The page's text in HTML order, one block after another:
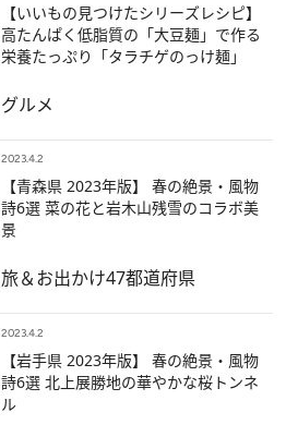
【いいもの見つけたシリーズレシピ】
高たんぱく低脂質の「大豆麺」で作る
栄養たっぷり「タラチゲのっけ麺」
グルメ
2023.4.2
【青森県 2023年版】 春の絶景・風物
詩6選 菜の花と岩木山残雪のコラボ美
景
旅＆お出かけ47都道府県
2023.4.2
【岩手県 2023年版】 春の絶景・風物
詩6選 北上展勝地の華やかな桜トンネ
ル